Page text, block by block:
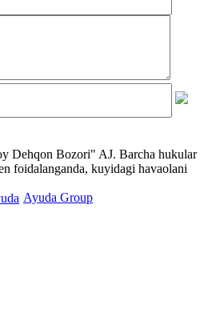
Dehqon Bozori" AJ. Barcha hukular
foidalanganda, kuyidagi havaolani
Ayuda Group